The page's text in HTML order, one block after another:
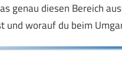
genau diesen Bereich
und worauf du beim